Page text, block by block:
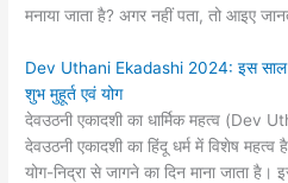
मनाया जाता है? अगर नहीं पता, तो आइए
Dev Uthani Ekadashi 2024: इस साल
शुभ मुहूर्त एवं योग
देवउठनी एकादशी का धार्मिक महत्व (Dev
देवउठनी एकादशी का हिंदू धर्म में विशेष
योग-निद्रा से जागने का दिन माना जाता है।